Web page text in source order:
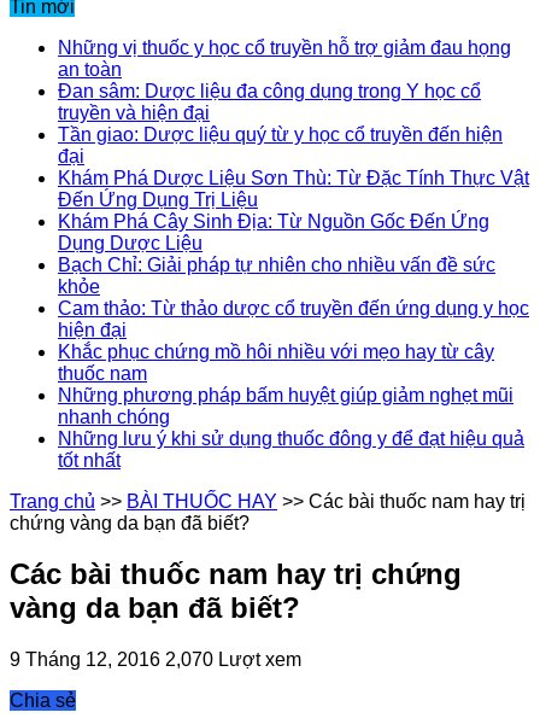
Tin mới
Những vị thuốc y học cổ truyền hỗ trợ giảm đau họng
an toàn
Đan sâm: Dược liệu đa công dụng trong Y học cổ
truyền và hiện đại
Tần giao: Dược liệu quý từ y học cổ truyền đến hiện
đại
Khám Phá Dược Liệu Sơn Thù: Từ Đặc Tính Thực Vật
Đến Ứng Dụng Trị Liệu
Khám Phá Cây Sinh Địa: Từ Nguồn Gốc Đến Ứng
Dụng Dược Liệu
Bạch Chỉ: Giải pháp tự nhiên cho nhiều vấn đề sức
khỏe
Cam thảo: Từ thảo dược cổ truyền đến ứng dụng y học
hiện đại
Khắc phục chứng mồ hôi nhiều với mẹo hay từ cây
thuốc nam
Những phương pháp bấm huyệt giúp giảm nghẹt mũi
nhanh chóng
Những lưu ý khi sử dụng thuốc đông y để đạt hiệu quả
tốt nhất
Trang chủ >> BÀI THUỐC HAY >> Các bài thuốc nam hay trị
chứng vàng da bạn đã biết?
Các bài thuốc nam hay trị chứng
vàng da bạn đã biết?
9 Tháng 12, 2016 2,070 Lượt xem
Chia sẻ